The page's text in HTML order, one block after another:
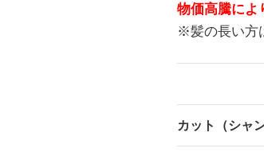
物価高騰によ
※髪の長い方
カット（シャ